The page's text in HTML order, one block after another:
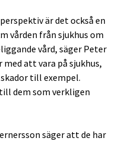
är det också en
vården från sjukhus om
vård, säger Peter
att vara på sjukhus,
till exempel.
dem som verkligen
säger att de har